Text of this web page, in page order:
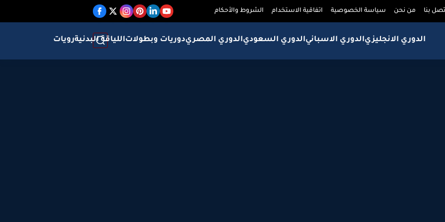
بنا من نحن سياسة الخصوصية اتفاقية الاستخدام الشروط والأحكام
الدوري الانجليزيالدوري الاسبانيالدوري السعوديالدوري المصريدوريات وبطولاتاللياقة البدنيةرويات